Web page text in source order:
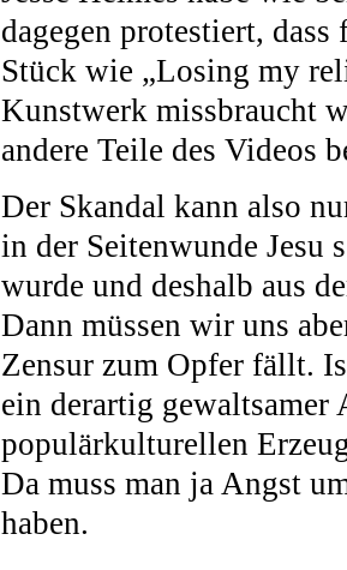
dagegen protestiert,
Stück wie „Losing my
Kunstwerk missbraucht
andere Teile des Videos
Der Skandal kann also
in der Seitenwunde Jesu
wurde und deshalb aus
Dann müssen wir uns
Zensur zum Opfer fällt.
ein derartig gewaltsamer
populärkulturellen
Da muss man ja Angst
haben.